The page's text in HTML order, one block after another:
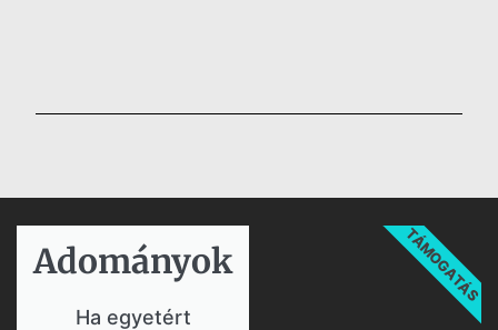
Adományok​
Ha egyetért
TÁMOGATÁS